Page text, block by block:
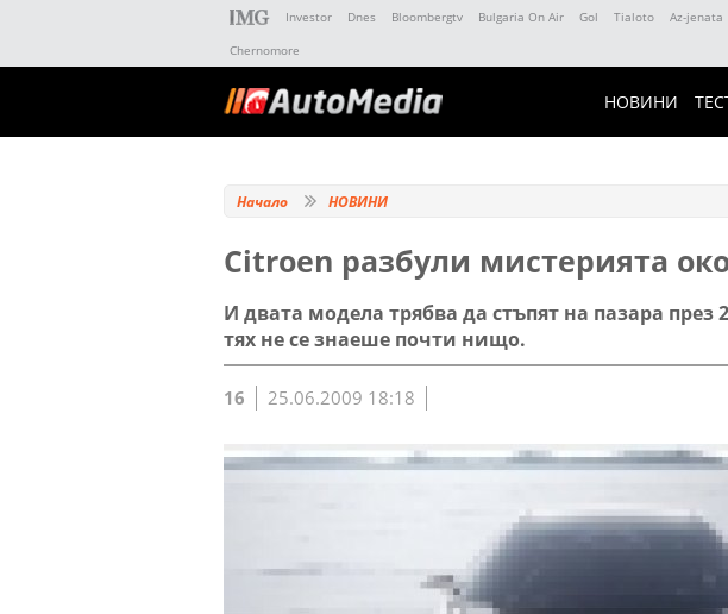
Investor Dnes Bloombergtv Bulgaria On Air Gol Tialoto Az-jenata
Chernomore
НОВИНИ
Начало НОВИНИ
Citroen разбули мистерията
И двата модела трябва да стъпят на пазара през
тях не се знаеше почти нищо.
16 25.06.2009 18:18